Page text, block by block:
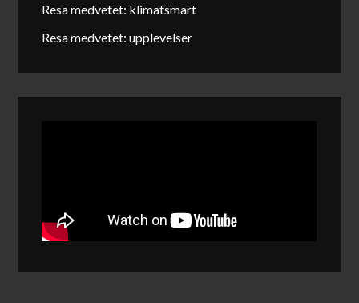
Resa medvetet: klimatsmart
Resa medvetet: upplevelser